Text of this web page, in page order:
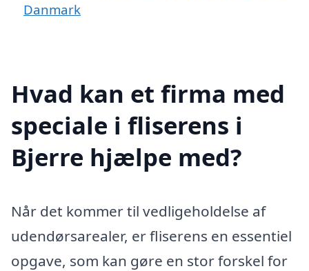
Danmark
Hvad kan et firma med
speciale i fliserens i
Bjerre hjælpe med?
Når det kommer til vedligeholdelse af
udendørsarealer, er fliserens en essentiel
opgave, som kan gøre en stor forskel for